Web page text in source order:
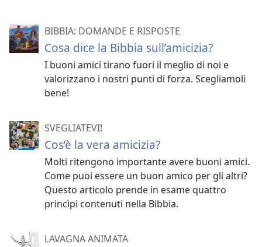
BIBBIA: DOMANDE E RISPOSTE
Cosa dice la Bibbia sull’amicizia?
I buoni amici tirano fuori il meglio di noi e
valorizzano i nostri punti di forza. Scegliamoli
bene!
SVEGLIATEVI!
Cos’è la vera amicizia?
Molti ritengono importante avere buoni amici.
Come puoi essere un buon amico per gli altri?
Questo articolo prende in esame quattro
princìpi contenuti nella Bibbia.
LAVAGNA ANIMATA